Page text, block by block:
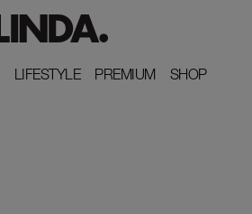
LIFESTYLE
LIFESTYLE PREMIUM
PREMIUM SHOP
SHOP